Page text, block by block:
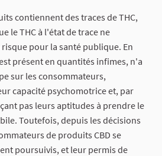
contiennent des traces de THC,
le THC à l'état de trace ne
pour la santé publique. En
présent en quantités infimes, n'a
sur les consommateurs,
capacité psychomotrice et, par
pas leurs aptitudes à prendre le
Toutefois, depuis les décisions
de produits CBD se
poursuivis, et leur permis de